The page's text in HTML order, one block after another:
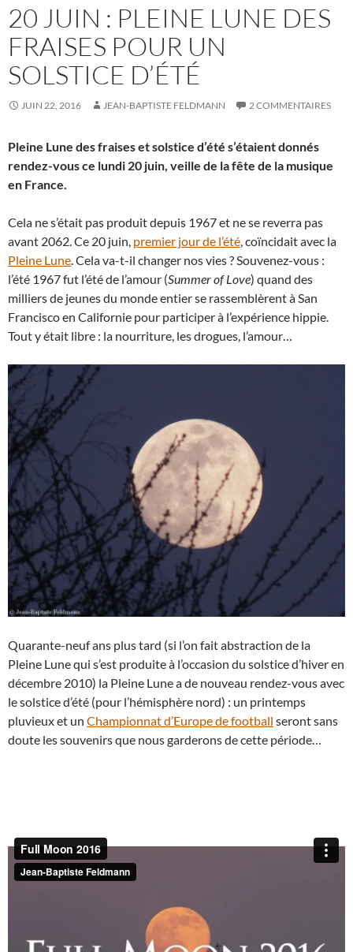
20 JUIN : PLEINE LUNE DES
FRAISES POUR UN
SOLSTICE D’ÉTÉ
JUIN 22, 2016 JEAN-BAPTISTE FELDMANN 2 COMMENTAIRES
Pleine Lune des fraises et solstice d’été s’étaient donnés
rendez-vous ce lundi 20 juin, veille de la fête de la musique
en France.
Cela ne s’était pas produit depuis 1967 et ne se reverra pas
avant 2062. Ce 20 juin, premier jour de l’été , coïncidait avec la
Pleine Lune . Cela va-t-il changer nos vies ? Souvenez-vous :
l’été 1967 fut l’été de l’amour (Summer of Love) quand des
milliers de jeunes du monde entier se rassemblèrent à San
Francisco en Californie pour participer à l’expérience hippie.
Tout y était libre : la nourriture, les drogues, l’amour…
Quarante-neuf ans plus tard (si l’on fait abstraction de la
Pleine Lune qui s’est produite à l’occasion du solstice d’hiver en
décembre 2010) la Pleine Lune a de nouveau rendez-vous avec
le solstice d’été (pour l’hémisphère nord) : un printemps
pluvieux et un Championnat d’Europe de football seront sans
doute les souvenirs que nous garderons de cette période…